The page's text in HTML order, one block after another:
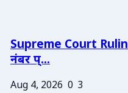
Supreme Court
नंबर प्...
Aug 4, 2026 0 3